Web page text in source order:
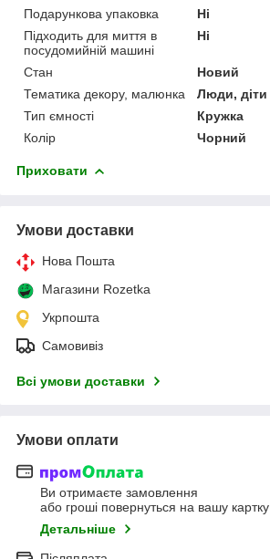
Подарункова упаковка
Ні
Підходить для миття в
посудомийній машині
Ні
Стан
Новий
Тематика декору, малюнка
Люди, діти
Тип ємності
Кружка
Колір
Чорний
Приховати
Умови доставки
Нова Пошта
Магазини Rozetka
Укрпошта
Самовивіз
Всі умови доставки
Умови оплати
Ви отримаєте замовлення
або гроші повернуться на вашу картку
Детальніше